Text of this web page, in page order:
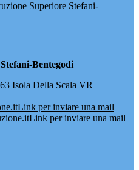
Superiore Stefani-
Bentegodi
Isola Della Scala VR
Link per inviare una mail
Link per inviare una mail